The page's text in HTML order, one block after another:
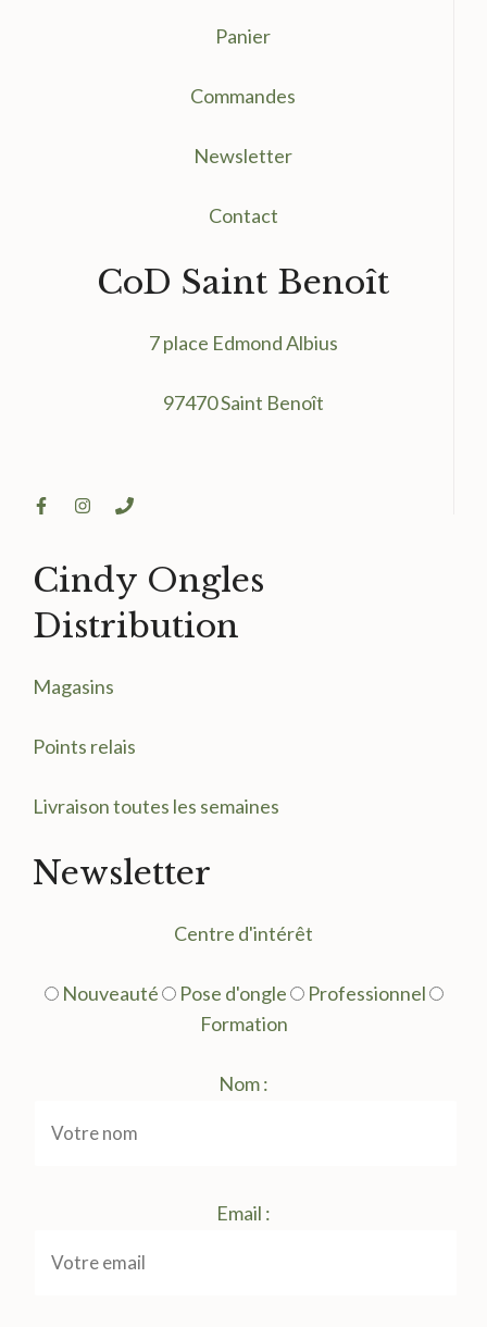
Panier
Commandes
Newsletter
Contact
CoD Saint Benoît
7 place Edmond Albius
97470 Saint Benoît
Cindy Ongles
Distribution
Magasins
Points relais
Livraison toutes les semaines
Newsletter
Centre d'intérêt
Nouveauté Pose d'ongle
Professionnel
Formation
Nom :
Email :